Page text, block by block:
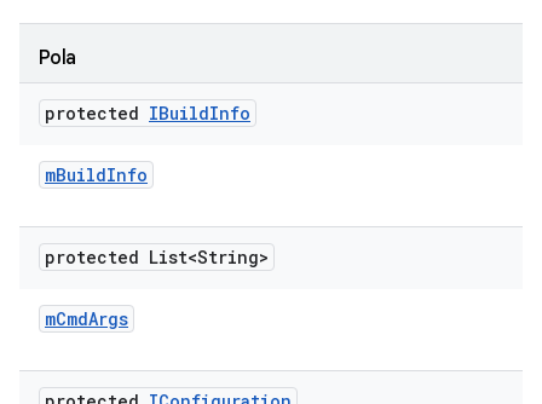
Pola
protected IBuildInfo
mBuildInfo
protected List<String>
mCmdArgs